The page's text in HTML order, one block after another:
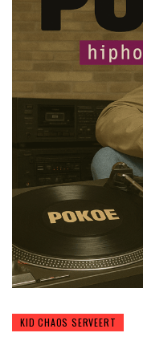
KID CHAOS SERVEERT